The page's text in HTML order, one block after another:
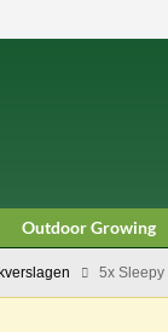
Outdoor Growing
5x